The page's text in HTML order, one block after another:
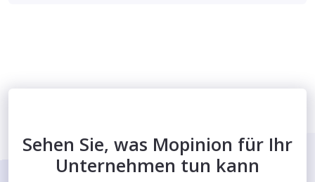
Sehen Sie, was Mopinion für Ihr
Unternehmen tun kann